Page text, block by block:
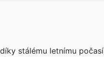
stálému letnímu